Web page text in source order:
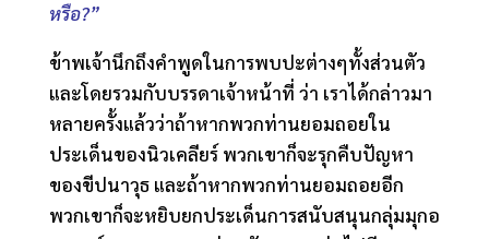
หรือ?”
ข้าพเจ้านึกถึงคำพูดในการพบปะต่างๆทั้งส่วนตัว
และโดยรวมกับบรรดาเจ้าหน้าที่ ว่า เราได้กล่าวมา
หลายครั้งแล้วว่าถ้าหากพวกท่านยอมถอยใน
ประเด็นของนิวเคลียร์ พวกเขาก็จะรุกคืบปัญหา
ของขีปนาวุธ และถ้าหากพวกท่านยอมถอยอีก
พวกเขาก็จะหยิบยกประเด็นการสนับสนุนกลุ่มมุกอ